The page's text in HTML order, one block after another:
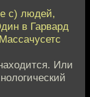
с) людей,
в Гарвард
Или